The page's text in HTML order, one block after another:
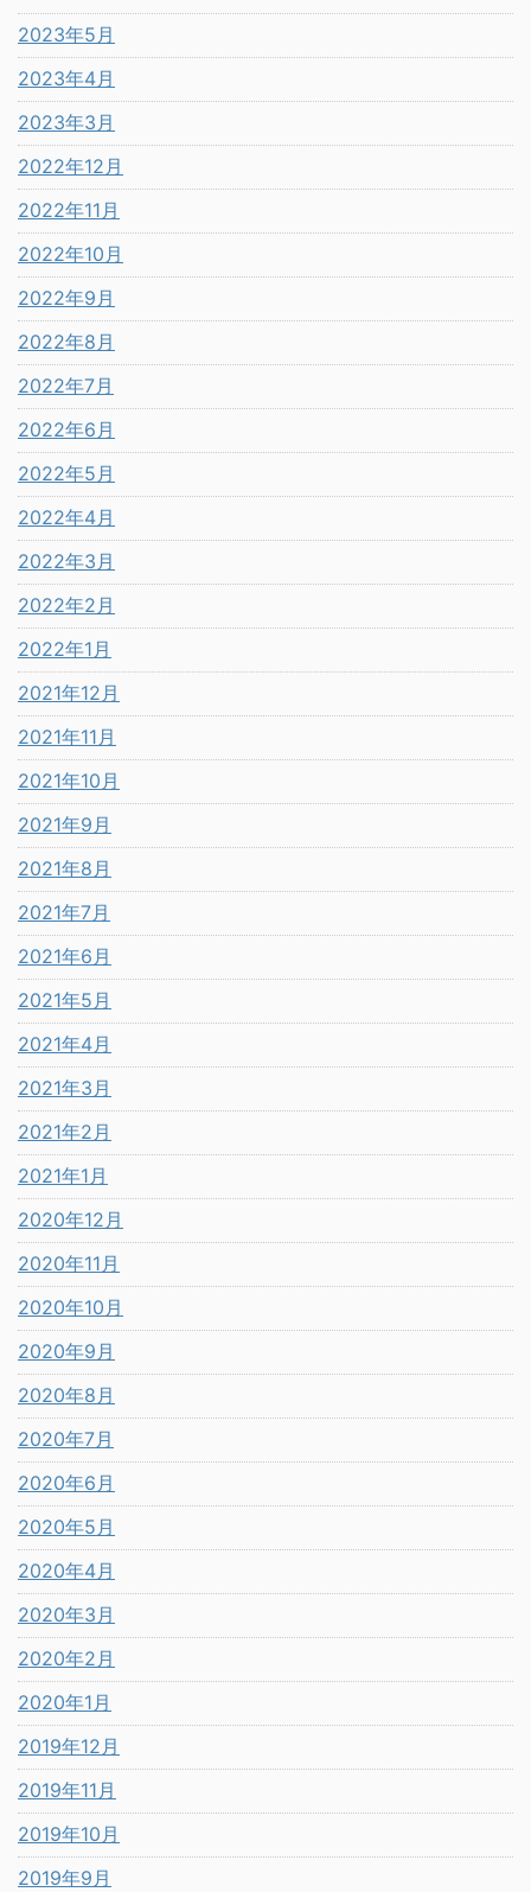
2023年5月
2023年4月
2023年3月
2022年12月
2022年11月
2022年10月
2022年9月
2022年8月
2022年7月
2022年6月
2022年5月
2022年4月
2022年3月
2022年2月
2022年1月
2021年12月
2021年11月
2021年10月
2021年9月
2021年8月
2021年7月
2021年6月
2021年5月
2021年4月
2021年3月
2021年2月
2021年1月
2020年12月
2020年11月
2020年10月
2020年9月
2020年8月
2020年7月
2020年6月
2020年5月
2020年4月
2020年3月
2020年2月
2020年1月
2019年12月
2019年11月
2019年10月
2019年9月